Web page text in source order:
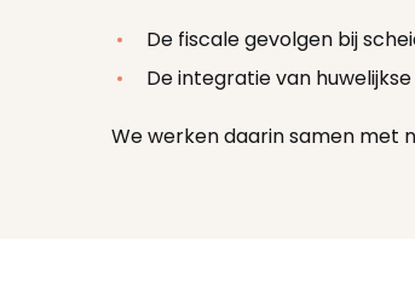
De fiscale gevolgen bij
De integratie van
We werken daarin samen met